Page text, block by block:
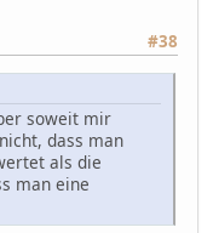
#38
soweit mir
dass man
als die
man eine